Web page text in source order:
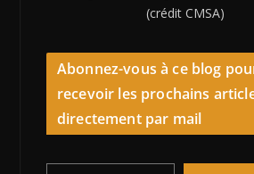
(crédit CMSA)
Abonnez-vous à ce blog
recevoir les prochains
directement par mail
Saisissez votre adresse e-mail…